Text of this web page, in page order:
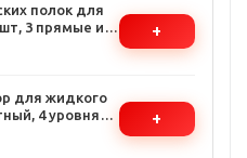
полок для
3 прямые и 2
без
+
для жидкого
4 уровня
+